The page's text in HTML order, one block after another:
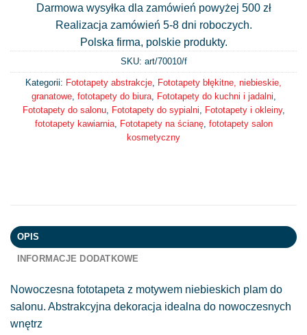
Darmowa wysyłka dla zamówień powyżej 500 zł
Realizacja zamówień 5-8 dni roboczych.
Polska firma, polskie produkty.
SKU: art/70010/f
Kategorii: Fototapety abstrakcje
Fototapety błękitne, niebieskie,
granatowe, fototapety do biura, Fototapety do kuchni i jadalni
Fototapety do salonu, Fototapety do sypialni Fototapety i okleiny,
fototapety kawiarnia, Fototapety na ścianę, fototapety salon
kosmetyczny
OPIS
INFORMACJE DODATKOWE
Nowoczesna fototapeta z motywem niebieskich plam do
salonu. Abstrakcyjna dekoracja idealna do nowoczesnych
wnętrz